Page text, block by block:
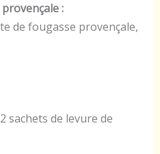
:
de fougasse provençale,
sachets de levure de